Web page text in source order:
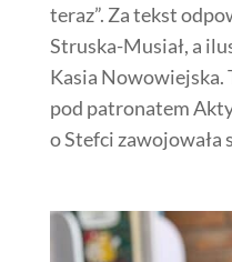
teraz”. Za tekst
Struska-Musiał, a
Kasia Nowowiejska.
pod patronatem
o Stefci zawojowała